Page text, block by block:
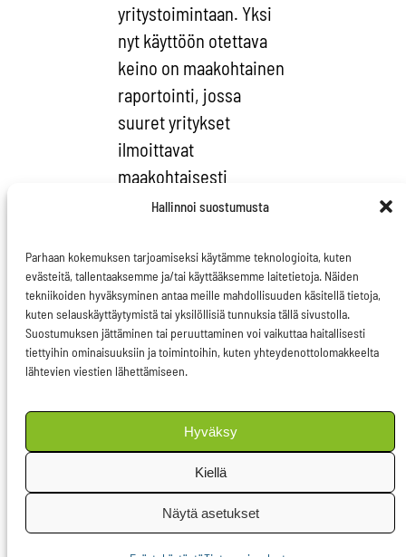
Hallinnoi suostumusta
Parhaan kokemuksen tarjoamiseksi käytämme teknologioita, kuten
evästeitä, tallentaaksemme ja/tai käyttääksemme laitetietoja. Näiden
tekniikoiden hyväksyminen antaa meille mahdollisuuden käsitellä tietoja,
kuten selauskäyttäytymistä tai yksilöllisiä tunnuksia tällä sivustolla.
Suostumuksen jättäminen tai peruuttaminen voi vaikuttaa haitallisesti
tiettyihin ominaisuuksiin ja toimintoihin, kuten yhteydenottolomakkeelta
lähtevien viestien lähettämiseen.
Hyväksy
Kiellä
Näytä asetukset
yritystoimintaan. Yksi
nyt käyttöön otettava
keino on maakohtainen
raportointi, jossa
suuret yritykset
ilmoittavat
maakohtaisesti
toimintansa
kuten liikevaihdon ja
maksamansa verot.
Raportointi paljastaa
esimerkiksi sellaiset
epäilyttävät tapaukset,
lainkaan veroja
isäntämaalle tai joissa
liikevaihto